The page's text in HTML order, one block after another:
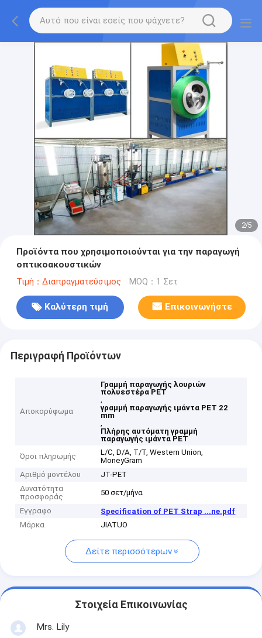
2/5
Προϊόντα που χρησιμοποιούνται για την παραγωγή
οπτικοακουστικών
Τιμή：Διαπραγματεύσιμος MOQ：1 Σετ
Καλύτερη τιμή Επικοινωνήστε
Περιγραφή Προϊόντων
Αποκορύφωμα
Γραμμή παραγωγής λουριών
πολυεστέρα PET
,
γραμμή παραγωγής ιμάντα PET 22
mm
,
Πλήρης αυτόματη γραμμή
παραγωγής ιμάντα PET
Όροι πληρωμής
L/C, D/A, T/T, Western Union,
MoneyGram
Αριθμό μοντέλου
JT-PET
Δυνατότητα
προσφοράς
50 σετ/μήνα
Εγγραφο
Specification of PET Strap ...ne.pdf
Μάρκα
JIATUO
Δείτε περισσότερων
Στοιχεία Επικοινωνίας
Mrs. Lily